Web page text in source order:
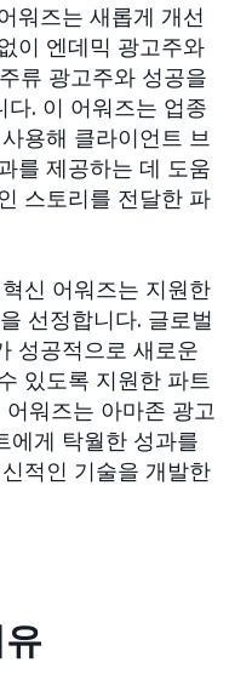
워즈는 새롭게 개선
이 엔데믹 광고주와
류 광고주와 성공을
. 이 어워즈는 업종
용해 클라이언트 브
를 제공하는 데 도움
스토리를 전달한 파
신 어워즈는 지원한
선정합니다. 글로벌
성공적으로 새로운
있도록 지원한 파트
워즈는 아마존 광고
에게 탁월한 성과를
적인 기술을 개발한